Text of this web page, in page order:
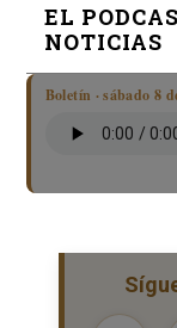
EL
NOTICIAS
Boletín · sábado 8